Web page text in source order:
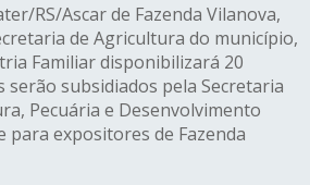
RS/Ascar de Fazenda Vilanova,
de Agricultura do município,
Familiar disponibilizará 20
serão subsidiados pela Secretaria
Pecuária e Desenvolvimento
para expositores de Fazenda